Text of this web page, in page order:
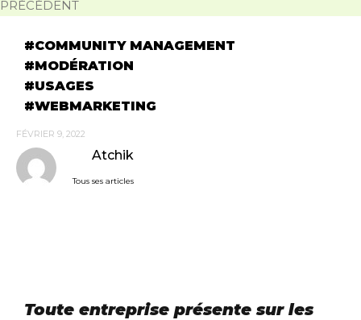
PRÉCÉDENT
COMMUNITY MANAGEMENT
MODÉRATION
USAGES
WEBMARKETING
FÉVRIER 9, 2022
Atchik
Tous ses articles
Toute entreprise présente sur les